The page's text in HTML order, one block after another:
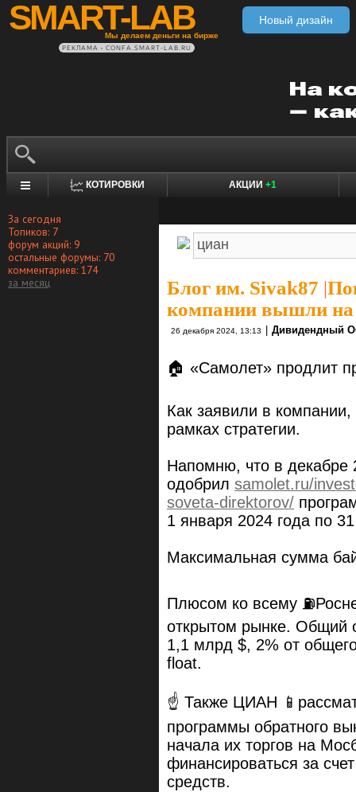
SMART-LAB
Мы делаем деньги на бирже
Новый дизайн
РЕКЛАМА • CONFA.SMART-LAB.RU
КОТИРОВКИ АКЦИИ +1
За сегодня
Топиков: 7
форум акций: 9
остальные форумы: 70
комментариев: 174
за месяц
Блог им. Sivak87 |
компании вышли
26 декабря 2024, 13:13 Дивидендный
🏠 «Самолет» продлит
Как заявили в
рамках стратегии.
Напомню, что в декабре
одобрил samolet.ru/
soveta-direktorov/
1 января 2024 года по
Максимальная сумма
Плюсом ко всему
открытом рынке. Общий
1,1 млрд $, 2% от
float.
☝️ Также ЦИАН
программы обратного
начала их торгов на
финансироваться за
средств.